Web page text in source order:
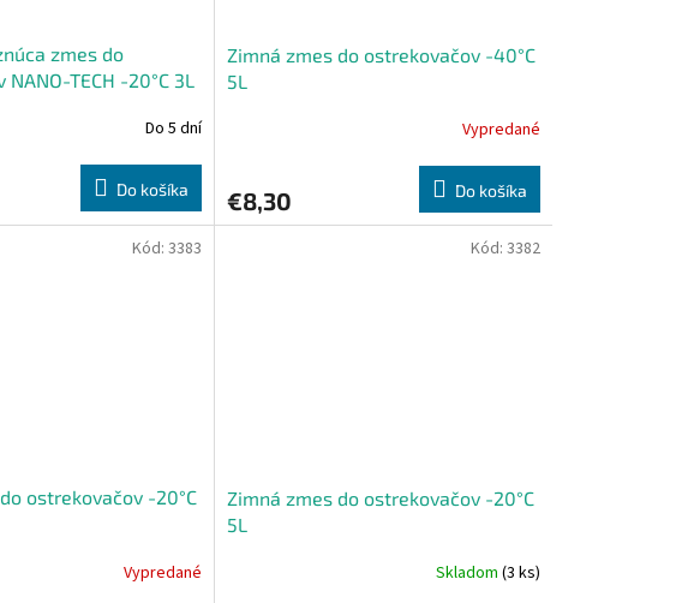
zmes do
TECH -20°C 3L
Do 5 dní
Do košíka
Zimná zmes do ostrekovačov -40°C
5L
Vypredané
€8,30 Do košíka
ostrekovačov -20°C
Vypredané
Kód: 3383
Zimná zmes do ostrekovačov -20°C
5L
Skladom (3 ks)
Kód: 3382